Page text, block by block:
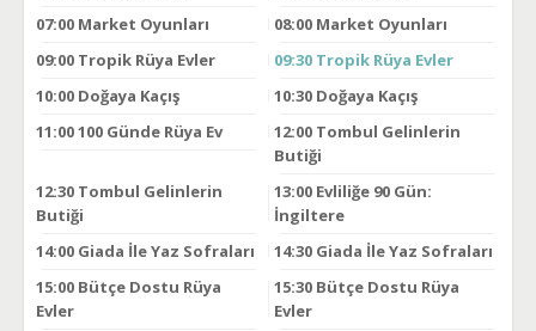
07:00 Market Oyunları 08:00 Market Oyunları
09:00 Tropik Rüya Evler 09:30 Tropik Rüya Evler
10:00 Doğaya Kaçış 10:30 Doğaya Kaçış
11:00100 Günde Rüya Ev 12:00 Tombul Gelinlerin
Butiği
12:30 Tombul Gelinlerin
Butiği
13:00 Evliliğe 90 Gün:
İngiltere
14:00 Giada İle Yaz Sofraları 14:30 Giada İle Yaz Sofraları
15:00 Bütçe Dostu Rüya
Evler
15:30 Bütçe Dostu Rüya
Evler